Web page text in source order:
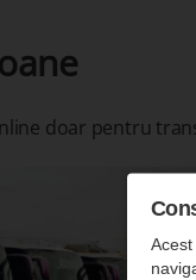
doar pentru